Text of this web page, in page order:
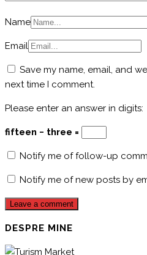
Name
Email
Save my name, email, and
next time I comment.
Please enter an answer in digits:
fifteen − three =
Notify me of follow-up
Notify me of new posts by
DESPRE MINE